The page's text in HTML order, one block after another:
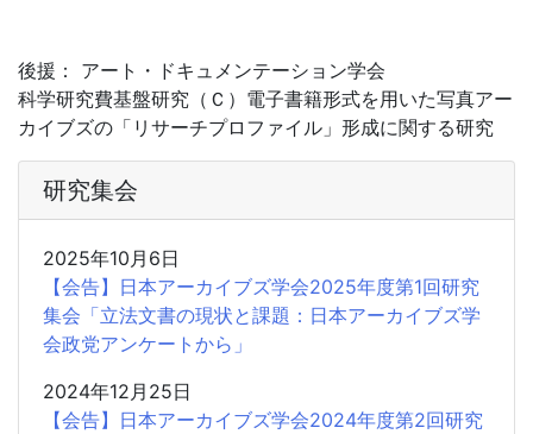
後援： アート・ドキュメンテーション学会
科学研究費基盤研究（Ｃ）電子書籍形式を用いた写真アー
カイブズの「リサーチプロファイル」形成に関する研究
研究集会
2025年10月6日
【会告】日本アーカイブズ学会2025年度第1回研究
集会「立法文書の現状と課題：日本アーカイブズ学
会政党アンケートから」
2024年12月25日
【会告】日本アーカイブズ学会2024年度第2回研究